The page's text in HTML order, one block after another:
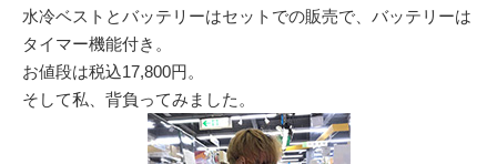
水冷ベストとバッテリーはセットでの販売で、バッテリーは
タイマー機能付き。
お値段は税込17,800円。
そして私、背負ってみました。